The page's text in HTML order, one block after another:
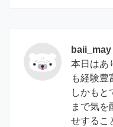
baii_may
本日はあ
も経験豊
しかもと
まで気を
せするこ